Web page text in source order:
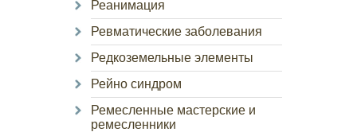
Реанимация
Ревматические заболевания
Редкоземельные элементы
Рейно синдром
Ремесленные мастерские и
ремесленники